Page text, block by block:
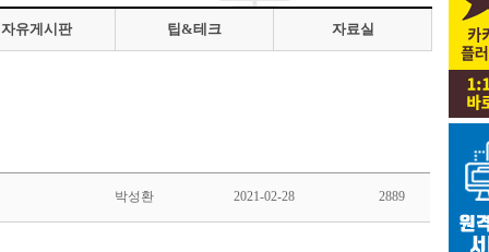
자유게시판 팁&테크 자료실
박성환 2021-02-28 2889